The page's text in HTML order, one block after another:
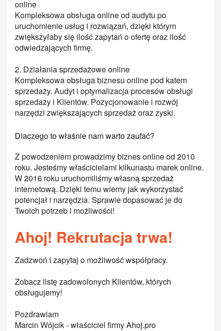
online
Kompleksowa obsługa online od audytu po
uruchomienie usług i rozwiązań, dzięki którym
zwiększyłaby się ilość zapytań o ofertę oraz ilość
odwiedzających firmę.
2. Działania sprzedażowe online
Kompleksowa obsługa biznesu online pod katem
sprzedaży. Audyt i optymalizacja procesów obsługi
sprzedaży i Klientów. Pozycjonowanie i rozwój
narzędzi zwiększających sprzedaż oraz zyski.
Dlaczego to właśnie nam warto zaufać?
Z powodzeniem prowadzimy biznes online od 2010
roku. Jesteśmy właścicielami kilkunastu marek online.
W 2016 roku uruchomiliśmy własną sprzedaż
internetową. Dzięki temu wiemy jak wykorzystać
potencjał i narzędzia. Sprawie dopasować je do
Twoich potrzeb i możliwości!
Ahoj! Rekrutacja trwa!
Zadzwoń i zapytaj o możliwość współpracy.
Zobacz listę zadowolonych Klientów, których
obsługujemy!
Pozdrawiam
Marcin Wójcik - właściciel firmy Ahoj.pro